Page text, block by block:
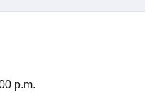
p.m.